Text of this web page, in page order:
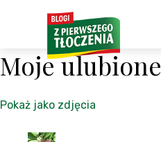
Moje ulubione
Pokaż jako zdjęcia